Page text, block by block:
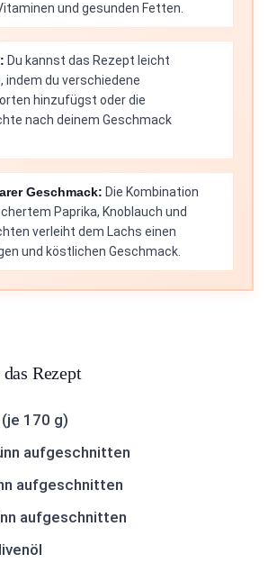
und gesunden Fetten.
Du kannst das Rezept leicht
indem du verschiedene
hinzufügst oder die
nach deinem Geschmack
Geschmack: Die Kombination
Paprika, Knoblauch und
verleiht dem Lachs einen
und köstlichen Geschmack.
Rezept
170 g)
aufgeschnitten
aufgeschnitten
aufgeschnitten